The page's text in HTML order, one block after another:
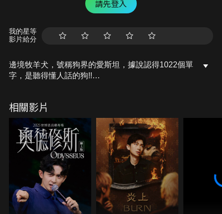
請先登入
我的星等
影片給分
邊境牧羊犬，號稱狗界的愛斯坦，據說認得1022個單
字，是聽得懂人話的狗!!
大家知道養一隻邊境牧羊犬是什麼樣的感受呢？
我有辦法讓他重現全球第三的舞嗎？
那就開始我們今天的主題，從零開始養，邊境牧羊犬
篇!
相關影片